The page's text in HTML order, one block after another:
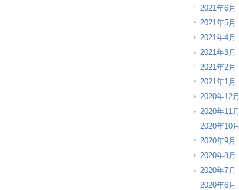
2021年6月
2021年5月
2021年4月
2021年3月
2021年2月
2021年1月
2020年12月
2020年11月
2020年10月
2020年9月
2020年8月
2020年7月
2020年6月